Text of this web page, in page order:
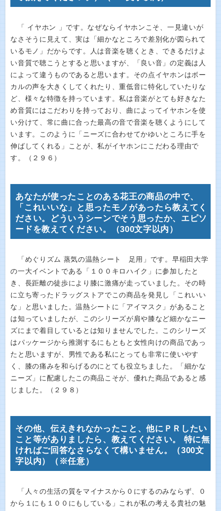
「 イヤホン 」です。なぜならイヤホンこそ、一見違いが
なさそうに見えて、実は「細かなところで差別化が図られて
いるモノ」だからです。人は音楽を聴くとき、できるだけよ
い音質で聴こうとすると思いますが、「良い音」の定義は人
によって違うものであると思います。その点イヤホンはボー
カルの声を大きくしてくれたり、重低音に特化していたりな
ど、様々な特徴を持っています。私は音楽がとても好きなた
め音質にはこだわりを持っており、曲によってイヤホンを使
い分けて、常に曲に合った最高の音で音楽を聴くようにして
います。このように「ニーズに合わせてかゆいところに手を
伸ばしてくれる」ことが、私がイヤホンにこだわる理由で
す。（２９６）
あなたが使ったことのある花王の商品の中で、
「これいいな」と思ったモノがあったら教えてく
ださい。どういうシーンでそう思ったか、エピソ
ードを教えてください。（300文字以内）
「めぐりズム 蒸気の温熱シート 足用」です。早稲田大学
の一大イベントである「１００キロハイク」に参加したと
き、長距離の徒歩により膝に激痛が走っていました。その時
に立ち寄ったドラッグストアでこの商品を発見し「これいい
な」と思いました。温熱シートに「アイマスク」があること
は知っていましたが、このシリーズが肩や膝など細かなニー
ズにまで着目しているとは知りませんでした。このシリーズ
はパッケージから推測するにもともと女性向けの商品であっ
たと思いますが、男性である私にとっても非常に使いやす
く、膝の痛みを和らげるのにとても役立ちました。「細かな
ニーズ」に配慮したこの商品こそが、優れた商品であると感
じました。（２９８）
その他、伝えきれなかったこと、他にＰＲしたい
こと等がありましたら、教えてください。 特に無
ければご回答なさらなくて構いません。（300文
字以内）（※任意）
「人々の生活の質をマイナスから０にするのみならず、０
から１にも１００にもしている」これが私の考える貴社の魅